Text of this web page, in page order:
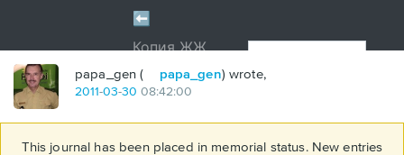
papa_gen ( papa_gen) wrote,
2011-03-30 08:42:00
This journal has been placed in memorial status. New entries